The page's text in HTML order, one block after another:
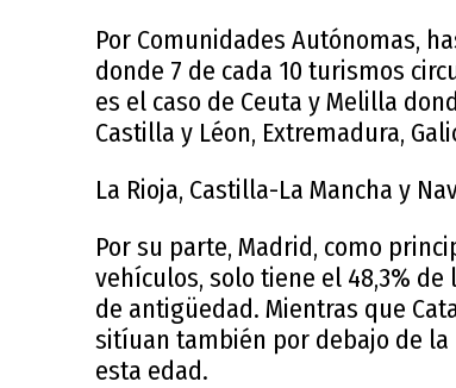
Por Comunidades Autónomas,
donde 7 de cada 10 turismos
es el caso de Ceuta y Melilla
Castilla y Léon, Extremadura,
La Rioja, Castilla-La Mancha y
Por su parte, Madrid, como
vehículos, solo tiene el 48,3%
de antigüedad. Mientras que
sitíuan también por debajo de
esta edad.